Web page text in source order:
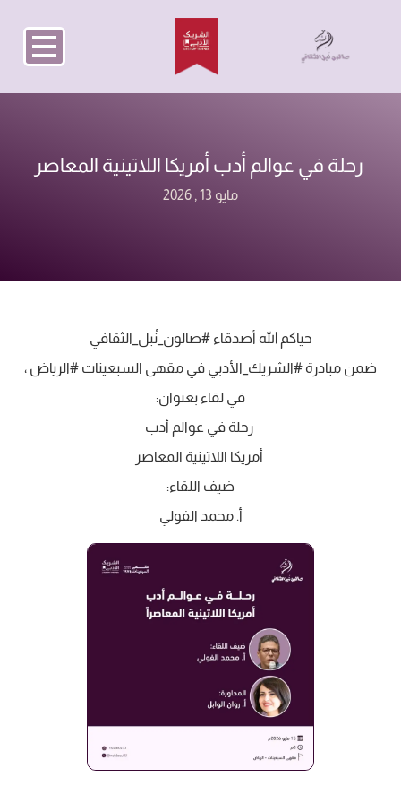
‏ رحلة في عوالم أدب‏ أمريكا اللاتينية المعاصر
مايو 13 , 2026
حياكم الله أصدقاء ⁧‫#صالون_نُبل_الثقافي‬⁩
‏ضمن مبادرة ⁧‫#الشريك_الأدبي‬⁩ في مقهى السبعينات ⁧‫#الرياض‬⁩ ،
في لقاء بعنوان:
‏ رحلة في عوالم أدب
‏ أمريكا اللاتينية المعاصر
‏ضيف اللقاء:
‏أ. محمد الفولي